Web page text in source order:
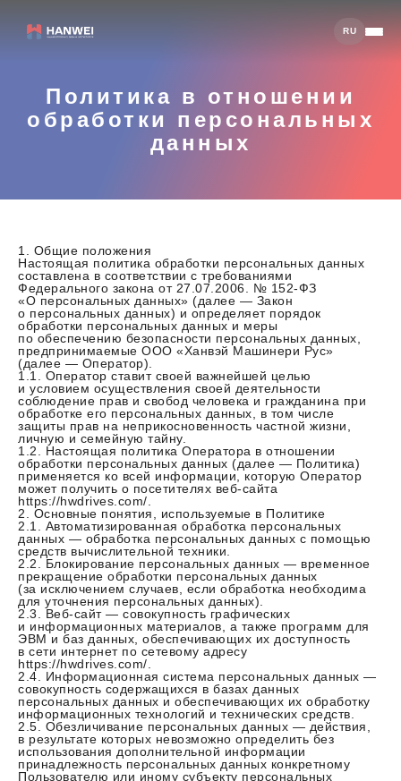
RU
Политика в отношении
обработки персональных
данных
1. Общие положения
Настоящая политика обработки персональных данных
составлена в соответствии с требованиями
Федерального закона от 27.07.2006. № 152-ФЗ
«О персональных данных» (далее — Закон
о персональных данных) и определяет порядок
обработки персональных данных и меры
по обеспечению безопасности персональных данных,
предпринимаемые ООО «Ханвэй Машинери Рус»
(далее — Оператор).
1.1. Оператор ставит своей важнейшей целью
и условием осуществления своей деятельности
соблюдение прав и свобод человека и гражданина при
обработке его персональных данных, в том числе
защиты прав на неприкосновенность частной жизни,
личную и семейную тайну.
1.2. Настоящая политика Оператора в отношении
обработки персональных данных (далее — Политика)
применяется ко всей информации, которую Оператор
может получить о посетителях веб-сайта
https://hwdrives.com/.
2. Основные понятия, используемые в Политике
2.1. Автоматизированная обработка персональных
данных — обработка персональных данных с помощью
средств вычислительной техники.
2.2. Блокирование персональных данных — временное
прекращение обработки персональных данных
(за исключением случаев, если обработка необходима
для уточнения персональных данных).
2.3. Веб-сайт — совокупность графических
и информационных материалов, а также программ для
ЭВМ и баз данных, обеспечивающих их доступность
в сети интернет по сетевому адресу
https://hwdrives.com/.
2.4. Информационная система персональных данных —
совокупность содержащихся в базах данных
персональных данных и обеспечивающих их обработку
информационных технологий и технических средств.
2.5. Обезличивание персональных данных — действия,
в результате которых невозможно определить без
использования дополнительной информации
принадлежность персональных данных конкретному
Пользователю или иному субъекту персональных